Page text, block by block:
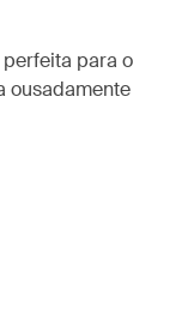
para o
ousadamente